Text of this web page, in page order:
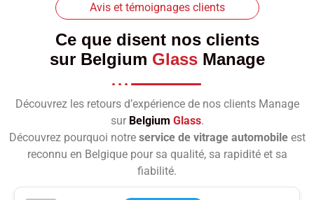
Avis et témoignages clients
Ce que disent nos clients
sur Belgium GlassManage
Découvrez les retours d’expérience de nos clients Manage
sur Belgium Glass.
Découvrez pourquoi notre service de vitrage automobileest
reconnu en Belgique pour sa qualité, sa rapidité et sa
fiabilité.